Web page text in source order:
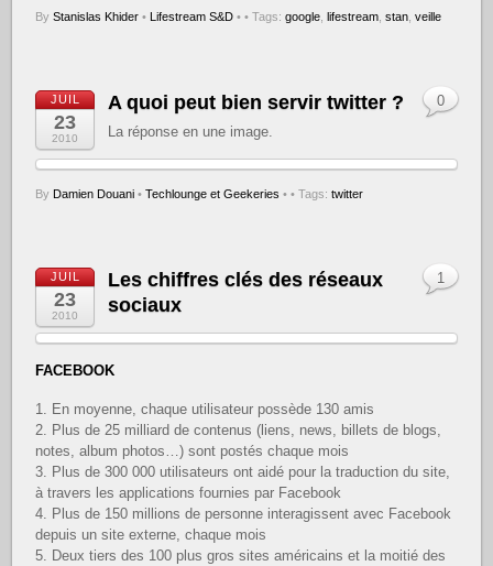
ByStanislas Khider • Lifestream S&D • • Tags:google ,lifestream ,stan ,veille
JUIL
23
2010
A quoi peut bien servir twitter ?
La réponse en une image.
By Damien Douani • Techlounge et Geekeries •
0
• Tags:twitter
JUIL
23
2010
Les chiffres clés des réseaux
sociaux
FACEBOOK
1. En moyenne, chaque utilisateur possède 130 amis
2. Plus de 25 milliard de contenus (liens, news, billets de blogs,
notes, album photos…) sont postés chaque mois
3. Plus de 300 000 utilisateurs ont aidé pour la traduction du site,
à travers les applications fournies par Facebook
4. Plus de 150 millions de personne interagissent avec Facebook
depuis un site externe, chaque mois
5. Deux tiers des 100 plus gros sites américains et la moitié des
1